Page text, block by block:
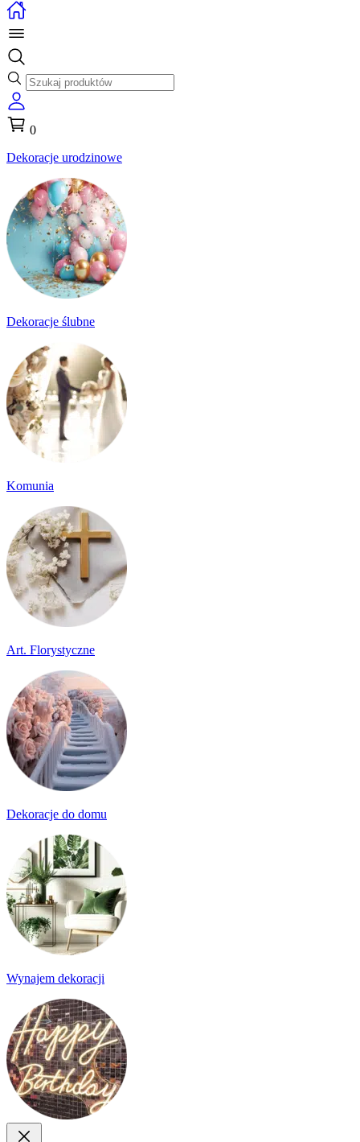
0
Dekoracje urodzinowe
Dekoracje ślubne
Komunia
Art. Florystyczne
Dekoracje do domu
Wynajem dekoracji